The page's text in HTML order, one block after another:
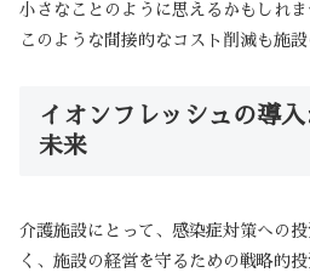
小さなことのように思えるかもしれま
このような間接的なコスト削減も施
イオンフレッシュの導
未来
介護施設にとって、感染症対策への
く、施設の経営を守るための戦略的投